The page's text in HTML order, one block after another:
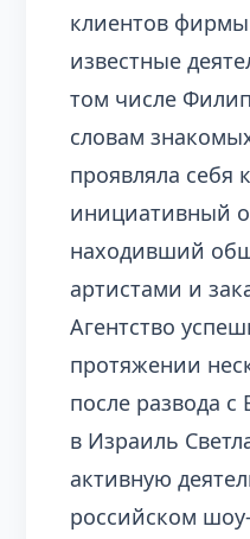
клиентов
известные
том числе
словам
проявляла себя
инициативный
находивший
артистами и
Агентство
протяжении
после развода
в Израиль
активную
российском